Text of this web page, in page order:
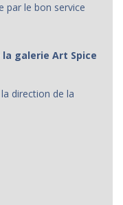
par le bon service
galerie Art Spice
direction de la